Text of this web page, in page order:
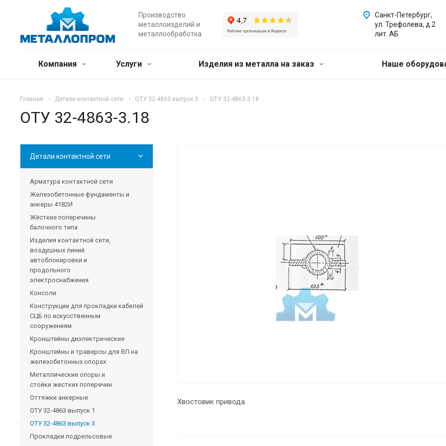
Производство
металлоизделий и
металлообработка
Санкт-Петербург,
ул. Трефолева, д.2
лит. АБ
Компания Услуги Изделия из металла на заказ Наше
Главная Детали контактной сети ОТУ 32-4863 выпуск 3 ОТУ 32-4863-3.18
ОТУ 32-4863-3.18
Хвостовик привода
Детали контактной сети
Арматура контактной сети
Железобетонные фундаменты и
анкеры 4182И
Жёсткие поперечины
балочного типа
Изделия контактной сети,
воздушных линий
автоблокировки и
продольного
электроснабжения
Консоли
Конструкции для прокладки кабелей
СЦБ по искусственным
сооружениям
Кронштейны диэлектрические
Кронштейны и траверсы для ВЛ на
железобетонных опорах
Металлические опоры и
стойки жестких поперечин
Оттяжки анкерные
ОТУ 32-4863 выпуск 1
ОТУ 32-4863 выпуск 3
Прокладки подрельсовые